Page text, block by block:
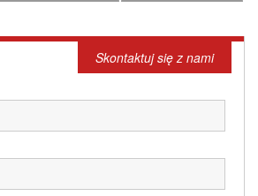
Skontaktuj się z nami